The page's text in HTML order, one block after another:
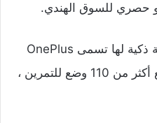
حصري للسوق الهندي.
أطلقت الشركة أيضًا أول ساعة ذكية لها تسمى OnePlus
Watch. تأتي الساعة الذكية مع أكثر من 110 وضع للتمرين ،